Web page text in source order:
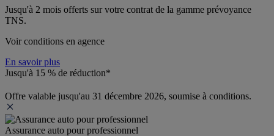
Jusqu'à 2 mois offerts sur votre contrat de la gamme prévoyance
TNS.
Voir conditions en agence
En savoir plus
Jusqu'à 15 % de réduction*
Offre valable jusqu'au 31 décembre 2026, soumise à conditions.
Assurance auto pour professionnel